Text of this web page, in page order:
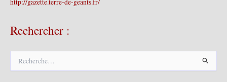
http://gazette.terre-de-geants.fr/
Rechercher :